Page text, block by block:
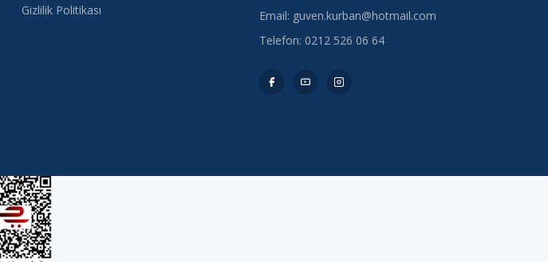
Gizlilik Politikası
Email: guven.kurban@hotmail.com
Telefon: 0212 526 06 64